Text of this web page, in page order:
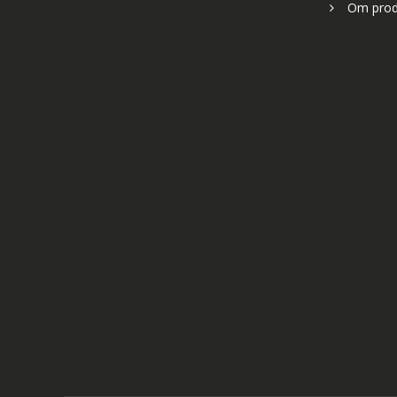
Om